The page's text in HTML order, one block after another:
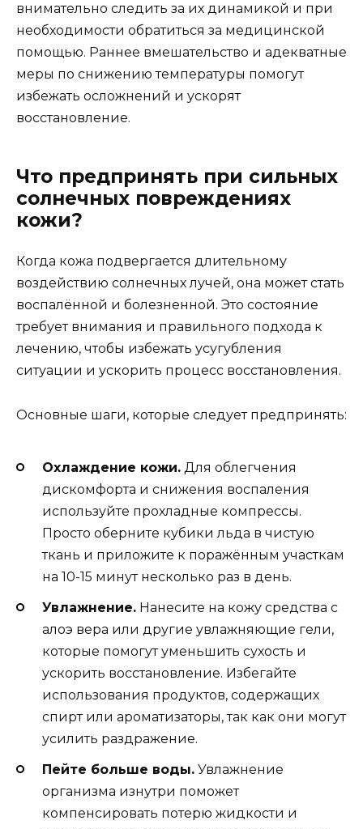
внимательно следить за их динамикой и при
необходимости обратиться за медицинской
помощью. Раннее вмешательство и адекватные
меры по снижению температуры помогут
избежать осложнений и ускорят
восстановление.
Что предпринять при сильных
солнечных повреждениях
кожи?
Когда кожа подвергается длительному
воздействию солнечных лучей, она может стать
воспалённой и болезненной. Это состояние
требует внимания и правильного подхода к
лечению, чтобы избежать усугубления
ситуации и ускорить процесс восстановления.
Основные шаги, которые следует предпринять:
Охлаждение кожи. Для облегчения
дискомфорта и снижения воспаления
используйте прохладные компрессы.
Просто оберните кубики льда в чистую
ткань и приложите к поражённым участкам
на 10-15 минут несколько раз в день.
Увлажнение. Нанесите на кожу средства с
алоэ вера или другие увлажняющие гели,
которые помогут уменьшить сухость и
ускорить восстановление. Избегайте
использования продуктов, содержащих
спирт или ароматизаторы, так как они могут
усилить раздражение.
Пейте больше воды. Увлажнение
организма изнутри поможет
компенсировать потерю жидкости и